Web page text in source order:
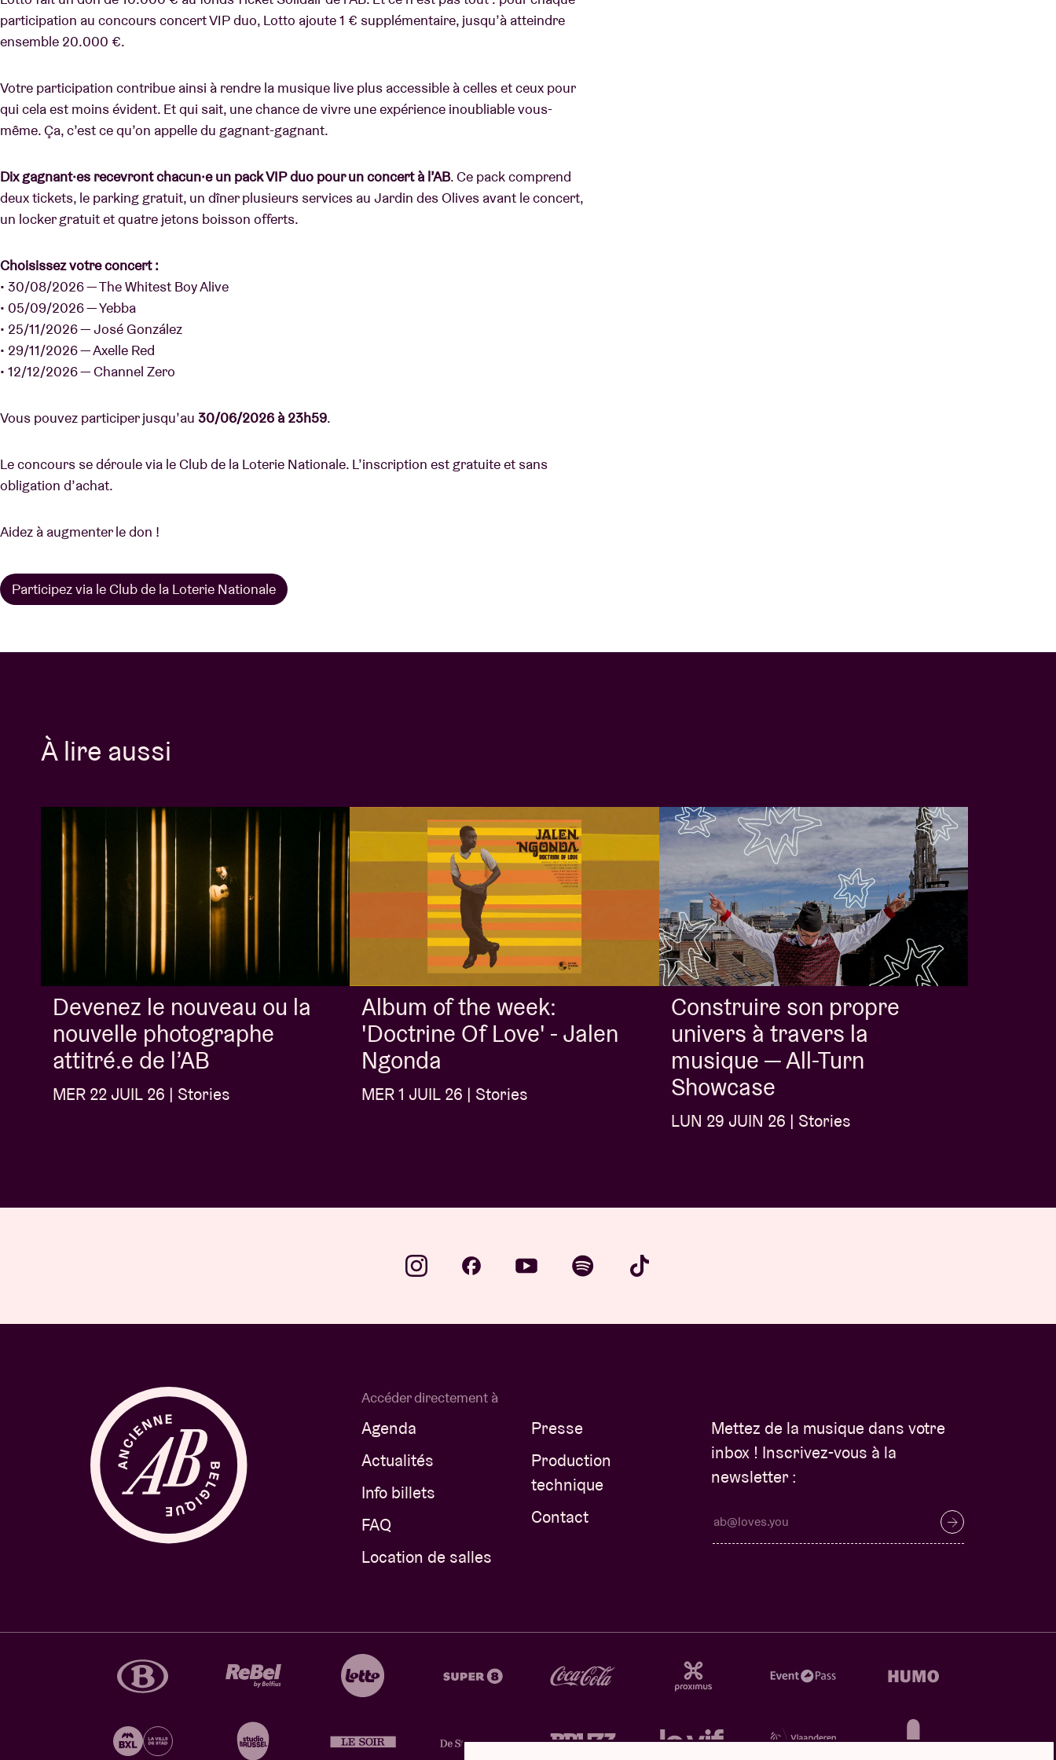
participation au concours concert VIP duo, Lotto ajoute 1 € supplémentaire, jusqu’à atteindre
ensemble 20.000 €.
Votre participation contribue ainsi à rendre la musique live plus accessible à celles et ceux pour
qui cela est moins évident. Et qui sait, une chance de vivre une expérience inoubliable vous-
même. Ça, c’est ce qu’on appelle du gagnant-gagnant.
Dix gagnant·es recevront chacun·e un pack VIP duo pour un concert à l’AB. Ce pack comprend
deux tickets, le parking gratuit, un dîner plusieurs services au Jardin des Olives avant le concert,
un locker gratuit et quatre jetons boisson offerts.
Choisissez votre concert :
• 30/08/2026 — The Whitest Boy Alive
• 05/09/2026 — Yebba
• 25/11/2026 — José González
• 29/11/2026 — Axelle Red
• 12/12/2026 — Channel Zero
Vous pouvez participer jusqu’au 30/06/2026 à 23h59.
Le concours se déroule via le Club de la Loterie Nationale. L’inscription est gratuite et sans
obligation d’achat.
Aidez à augmenter le don !
Participez via le Club de la Loterie Nationale
À lire aussi
Devenez le nouveau ou la
nouvelle photographe
attitré.e de l’AB
MER 22 JUIL 26 | Stories
Album of the week:
'Doctrine Of Love' - Jalen
Ngonda
MER 1 JUIL 26 | Stories
Construire son propre
univers à travers la
musique — All-Turn
Showcase
LUN 29 JUIN 26 | Stories
Accéder directement à
Agenda
Actualités
Info billets
FAQ
Location de salles
Presse
Production
technique
Contact
Mettez de la musique dans votre
inbox ! Inscrivez-vous à la
newsletter :